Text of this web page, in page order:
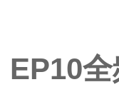
EP10